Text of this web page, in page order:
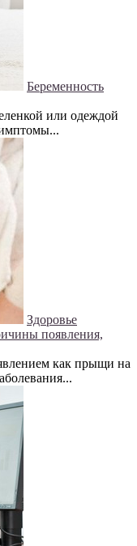
Беременность
или одеждой
Здоровье
появления,
как прыщи на